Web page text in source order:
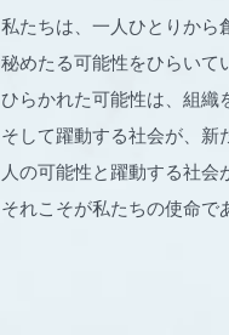
私たちは、一人ひとりから
秘めたる可能性をひらいて
ひらかれた可能性は、組織
そして躍動する社会が、新
人の可能性と躍動する社
それこそが私たちの使命で